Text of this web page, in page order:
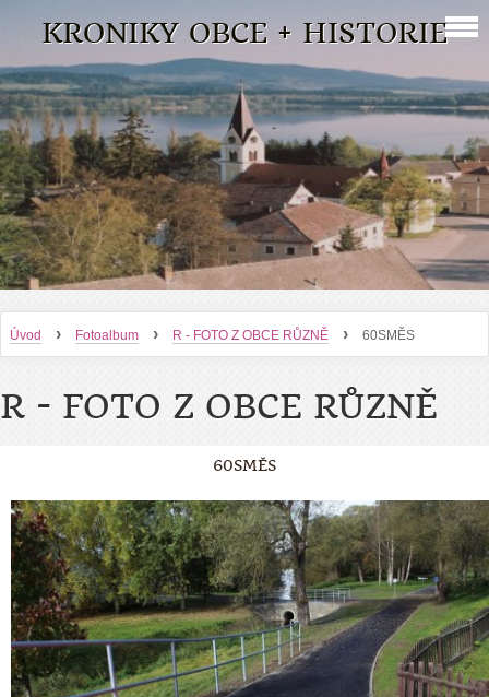
KRONIKY OBCE + HISTORIE
Úvod › Fotoalbum › R - FOTO Z OBCE RŮZNĚ › 60SMĚS
R - FOTO Z OBCE RŮZNĚ
60SMĚS